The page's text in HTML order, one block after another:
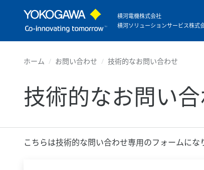
横河電機株式会社
横河ソリューションサービス株式
ホーム お問い合わせ 技術的なお問い合わせ
技術的なお問い
こちらは技術的な問い合わせ専用のフォームにな